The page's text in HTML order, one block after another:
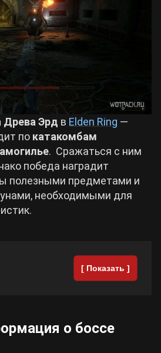
2
Endfield
Waves
2077
2
Древа Эрд в Elden Ring —
по катакомбам
. Сражаться с ним
победа наградит
полезными предметами и
необходимыми для
[ Показать ]
о боссе